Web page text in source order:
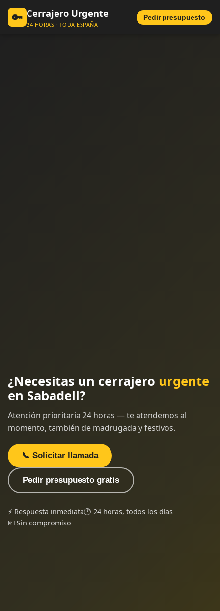
🔑 Cerrajero Urgente
24 HORAS · TODA ESPAÑA
Pedir presupuesto
¿Necesitas un cerrajero urgente
en Sabadell?
Atención prioritaria 24 horas — te atendemos al
momento, también de madrugada y festivos.
📞 Solicitar llamada
Pedir presupuesto gratis
⚡ Respuesta inmediata🕐 24 horas, todos los días
💶 Sin compromiso